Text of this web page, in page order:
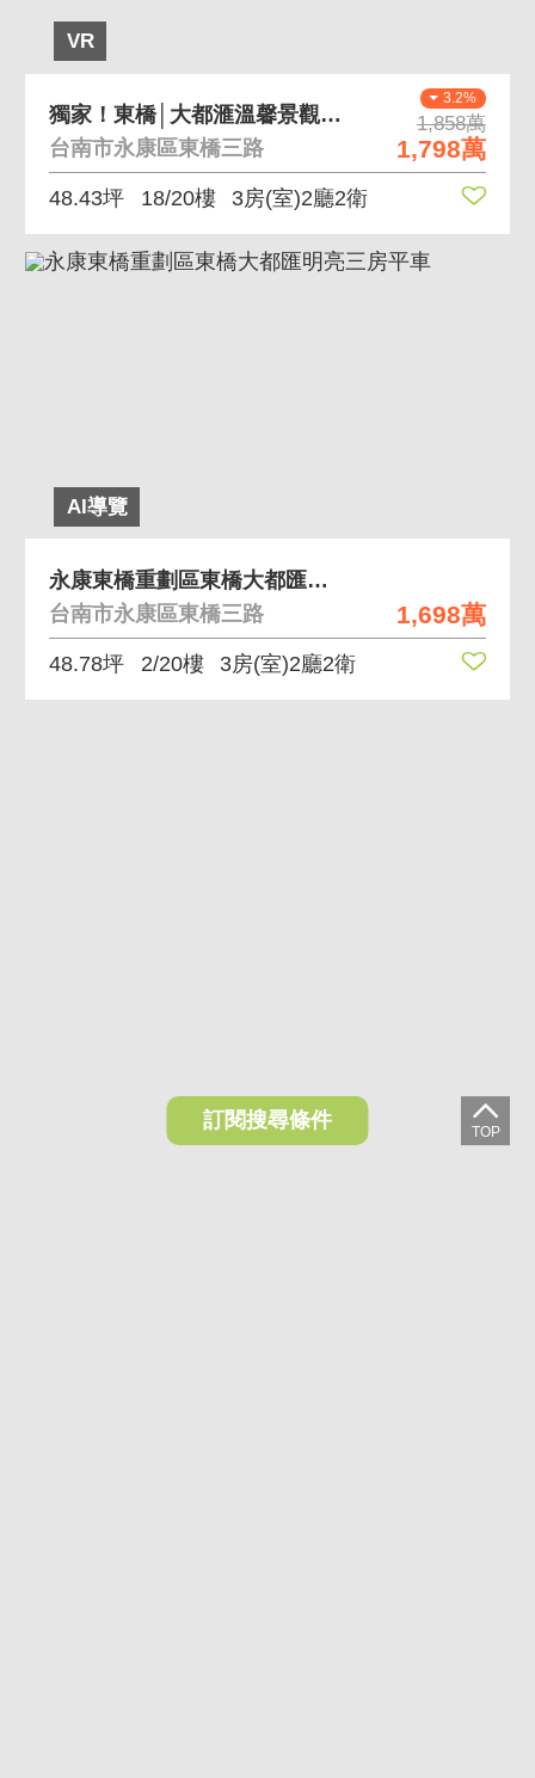
VR
3.2%
1,858萬
1,798萬
獨家！東橋│大都滙溫馨景觀三房平車
台南市永康區東橋三路
48.43坪 18/20樓 3房(室)2廳2衛
AI導覽
1,698萬
永康東橋重劃區東橋大都匯明亮三房平車
台南市永康區東橋三路
48.78坪 2/20樓 3房(室)2廳2衛
訂閱搜尋條件